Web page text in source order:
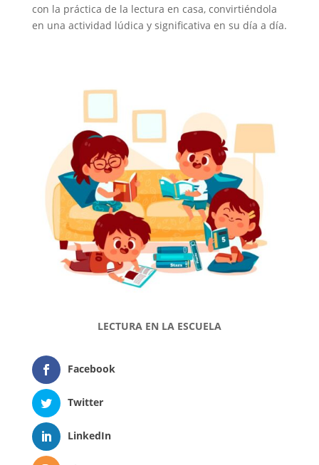
con la práctica de la lectura en casa, convirtiéndola
en una actividad lúdica y significativa en su día a día.
LECTURA EN LA ESCUELA
Facebook
Twitter
LinkedIn